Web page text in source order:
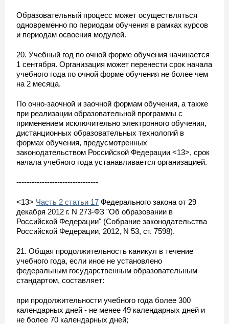
Образовательный процесс может осуществляться
одновременно по периодам обучения в рамках курсов
и периодам освоения модулей.
20. Учебный год по очной форме обучения начинается
1 сентября. Организация может перенести срок начала
учебного года по очной форме обучения не более чем
на 2 месяца.
По очно-заочной и заочной формам обучения, а также
при реализации образовательной программы с
применением исключительно электронного обучения,
дистанционных образовательных технологий в
формах обучения, предусмотренных
законодательством Российской Федерации <13>, срок
начала учебного года устанавливается организацией.
--------------------------------
<13> Часть 2 статьи 17 Федерального закона от 29
декабря 2012 г. N 273-ФЗ "Об образовании в
Российской Федерации" (Собрание законодательства
Российской Федерации, 2012, N 53, ст. 7598).
21. Общая продолжительность каникул в течение
учебного года, если иное не установлено
федеральным государственным образовательным
стандартом, составляет:
при продолжительности учебного года более 300
календарных дней - не менее 49 календарных дней и
не более 70 календарных дней;